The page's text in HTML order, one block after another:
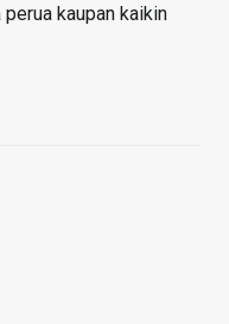
kaupan kaikin